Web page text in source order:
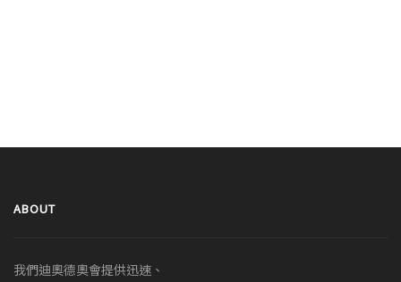
ABOUT
我們迪奧德奧會提供迅速、